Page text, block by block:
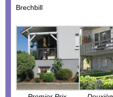
Brechbill